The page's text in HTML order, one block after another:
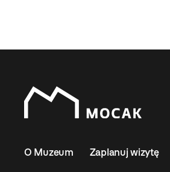
O Muzeum Zaplanuj wizytę